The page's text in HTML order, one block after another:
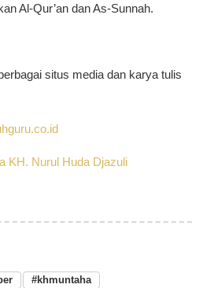
Al-Qur’an dan As-Sunnah.
situs media dan karya tulis
KH. Nurul Huda Djazuli
#khmuntaha